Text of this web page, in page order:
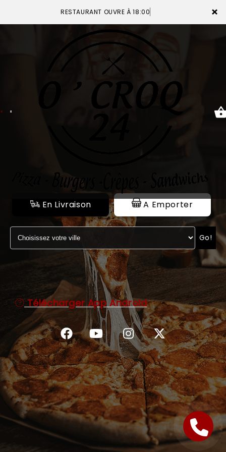
×
RESTAURANT OUVRE À 18:00
NOTRE RESTAURANT
VOS AVIS
MENTIONS LÉGALES
C.G.V
En Livraison A Emporter
Go!
Télécharger App Android